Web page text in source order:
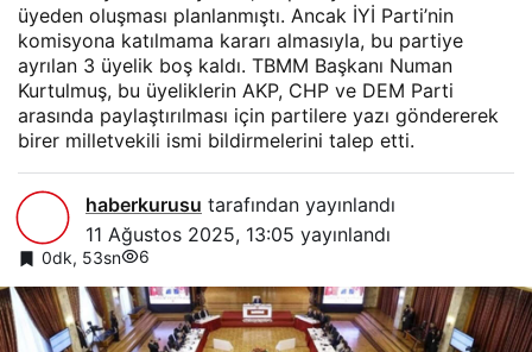
üyeden oluşması planlanmıştı. Ancak İYİ Parti’nin
komisyona katılmama kararı almasıyla, bu partiye
ayrılan 3 üyelik boş kaldı. TBMM Başkanı Numan
Kurtulmuş, bu üyeliklerin AKP, CHP ve DEM Parti
arasında paylaştırılması için partilere yazı göndererek
birer milletvekili ismi bildirmelerini talep etti.
haberkurusu tarafından yayınlandı
11 Ağustos 2025, 13:05 yayınlandı
0dk, 53sn 6